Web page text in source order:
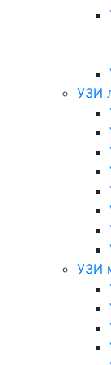
УЗИ
УЗИ